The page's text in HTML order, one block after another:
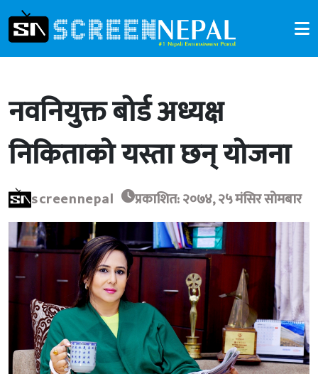
नवनियुक्त बोर्ड अध्यक्ष
निकिताको यस्ता छन् योजना
screennepal प्रकाशित: २०७४, २५ मंसिर सोमबार